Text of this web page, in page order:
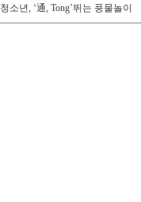
청소년, ‘通, Tong’뛰는 풍물놀이